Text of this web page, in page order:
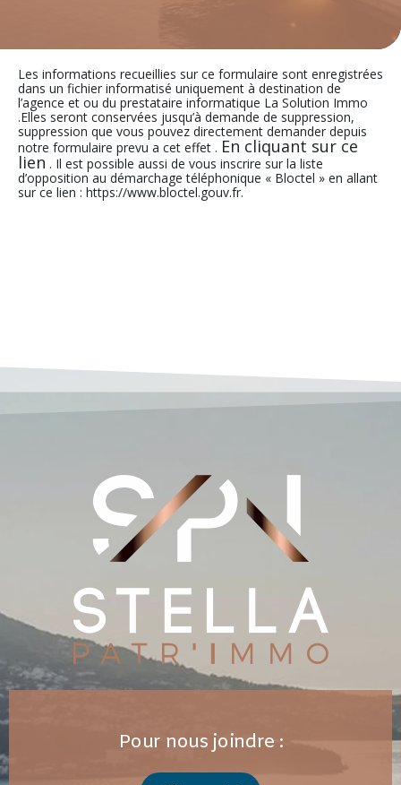
Les informations recueillies sur ce formulaire sont enregistrées
dans un fichier informatisé uniquement à destination de
l’agence et ou du prestataire informatique La Solution Immo
.Elles seront conservées jusqu’à demande de suppression,
suppression que vous pouvez directement demander depuis
notre formulaire prevu a cet effet . En cliquant sur ce
lien . Il est possible aussi de vous inscrire sur la liste
d’opposition au démarchage téléphonique « Bloctel » en allant
sur ce lien : https://www.bloctel.gouv.fr.
Pour nous joindre :